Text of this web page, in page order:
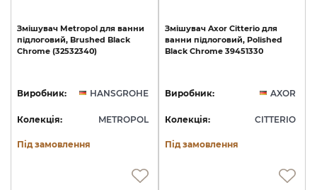
Змішувач Metropol для ванни
підлоговий, Brushed Black
Chrome (32532340)
Виробник: HANSGROHE
Колекція: METROPOL
Під замовлення
Змішувач Axor Citterio для
ванни підлоговий, Polished
Black Chrome 39451330
Виробник: AXOR
Колекція: CITTERIO
Під замовлення